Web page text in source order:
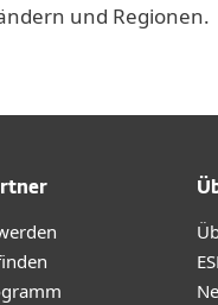
und Regionen.